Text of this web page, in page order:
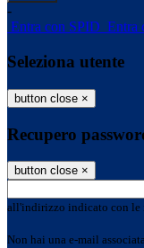
-
Entra con SPID Entra
Seleziona utente
button close ×
Recupero
button close ×
all'indirizzo indicato con le
Non hai una e-mail